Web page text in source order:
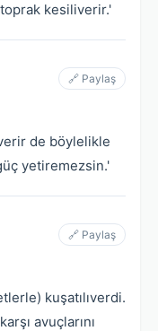
kesiliverir.'
🔗 Paylaş
de böylelikle
yetiremezsin.'
🔗 Paylaş
kuşatılıverdi.
avuçlarını